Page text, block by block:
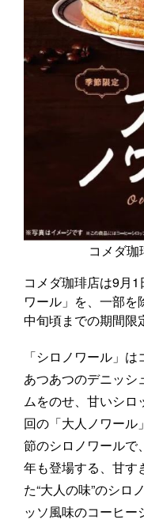
コメダ珈
コメダ珈琲店は9月
ワール」を、一部を
中旬頃までの期間限
「シロノワール」
あつあつのデニッシ
ムをのせ、甘いシロ
回の「大人ノワール
節のシロノワールで
年も登場する、甘す
た“大人の味”のシロ
ッソ風味のコーヒ